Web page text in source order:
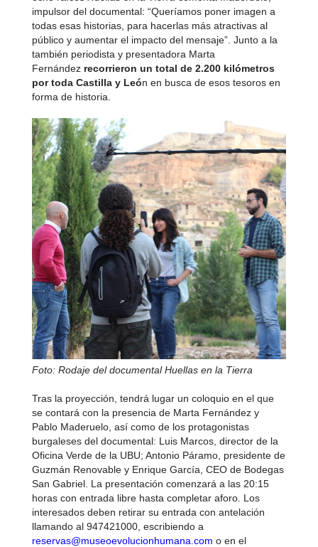
impulsor del documental: “Queríamos poner imagen a
todas esas historias, para hacerlas más atractivas al
público y aumentar el impacto del mensaje”. Junto a la
también periodista y presentadora Marta
Fernández recorrieron un total de 2.200 kilómetros
por toda Castilla y León en busca de esos tesoros en
forma de historia.
Foto: Rodaje del documental Huellas en la Tierra
Tras la proyección, tendrá lugar un coloquio en el que
se contará con la presencia de Marta Fernández y
Pablo Maderuelo, así como de los protagonistas
burgaleses del documental: Luis Marcos, director de la
Oficina Verde de la UBU; Antonio Páramo, presidente de
Guzmán Renovable y Enrique García, CEO de Bodegas
San Gabriel. La presentación comenzará a las 20:15
horas con entrada libre hasta completar aforo. Los
interesados deben retirar su entrada con antelación
llamando al 947421000, escribiendo a
reservas@museoevolucionhumana.com o en el